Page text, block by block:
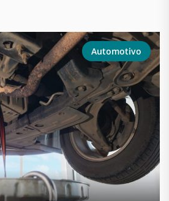
Automotivo